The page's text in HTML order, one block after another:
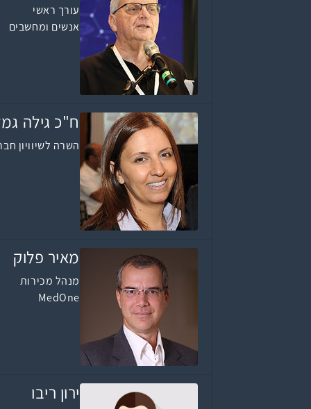
עורך ראשי
אנשים ומחשבים
ח"כ גילה
השרה לשיוויון
מאיר פלוק
מנהל מכירות
MedOne
ירון ריבו